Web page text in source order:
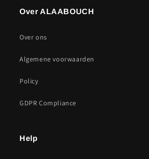
Over ALAABOUCH
Over ons
Algemene voorwaarden
Policy
GDPR Compliance
Help